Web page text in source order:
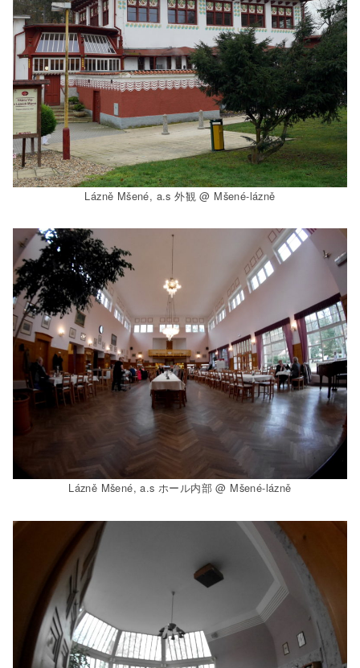
Lázně Mšené, a.s 外観 @ Mšené-lázně
Lázně Mšené, a.s ホール内部 @ Mšené-lázně